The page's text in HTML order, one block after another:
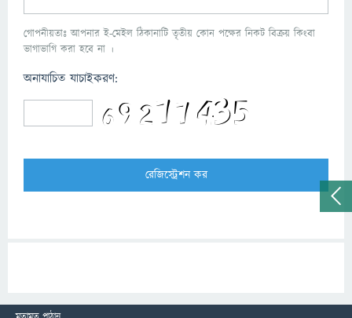
গোপনীয়তাঃ আপনার ই-মেইল ঠিকানাটি তৃতীয় কোন পক্ষের নিকট বিক্রয় কিংবা
ভাগাভাগি করা হবে না ।
অনাযাচিত যাচাইকরণ: